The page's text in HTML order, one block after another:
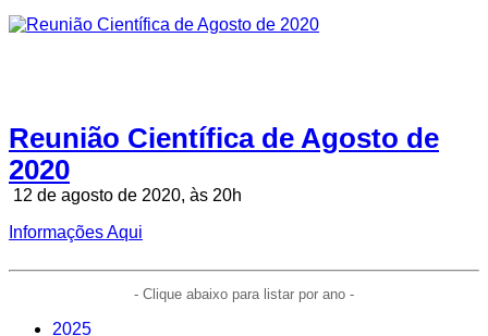
Reunião Científica de Agosto de
2020
12 de agosto de 2020, às 20h
Informações Aqui
- Clique abaixo para listar por ano -
2025